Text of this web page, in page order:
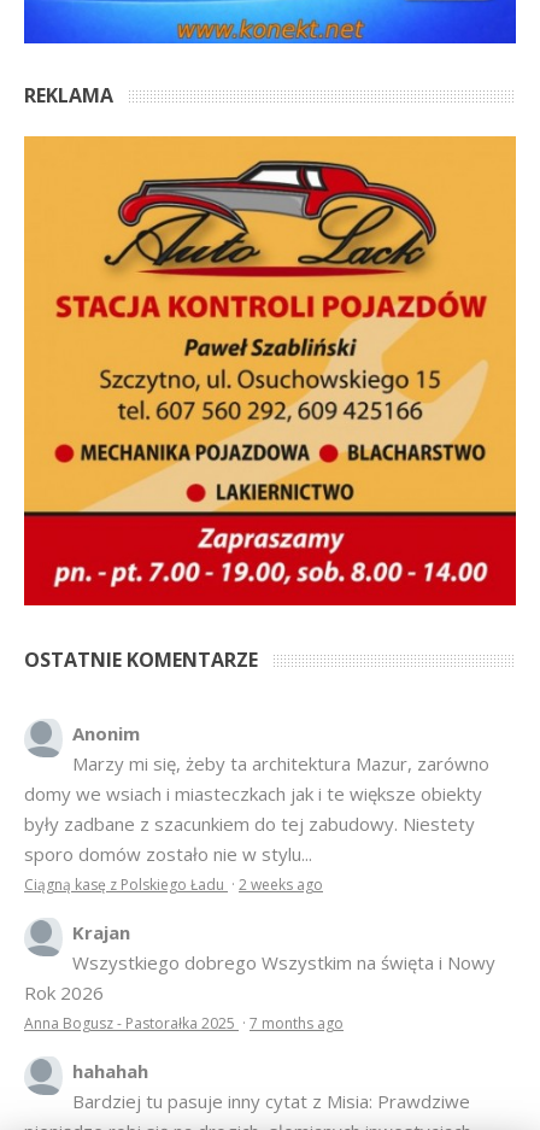
REKLAMA
OSTATNIE KOMENTARZE
Anonim
Marzy mi się, żeby ta architektura Mazur, zarówno
domy we wsiach i miasteczkach jak i te większe obiekty
były zadbane z szacunkiem do tej zabudowy. Niestety
sporo domów zostało nie w stylu...
Ciągną kasę z Polskiego Ładu · 2 weeks ago
Krajan
Wszystkiego dobrego Wszystkim na święta i Nowy
Rok 2026
Anna Bogusz - Pastorałka 2025 · 7 months ago
hahahah
Bardziej tu pasuje inny cytat z Misia: Prawdziwe